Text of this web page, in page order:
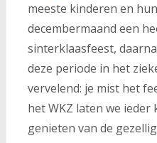
meeste kinderen en
decembermaand een
sinterklaasfeest,
deze periode in het
vervelend: je mist het
het WKZ laten we
genieten van de